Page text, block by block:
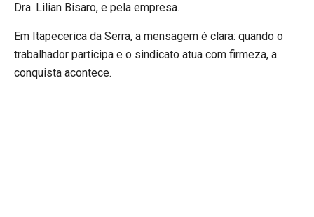
Dra. Lilian Bisaro, e pela empresa.
Em Itapecerica da Serra, a mensagem é clara: quando o
trabalhador participa e o sindicato atua com firmeza, a
conquista acontece.